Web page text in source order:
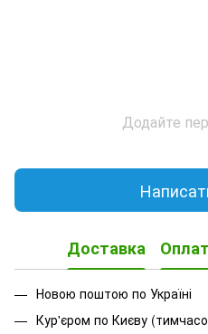
Додайте
Доставка
Новою поштою по Україні
Кур'єром по Києву